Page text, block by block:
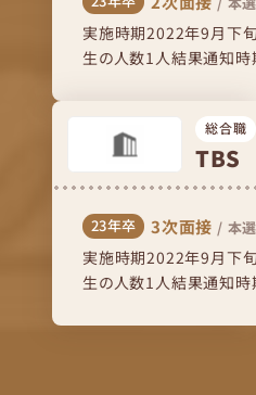
実施時期2022年9月下
生の人数1人結果通知時
総合職
TBS
23年卒 3次面接 / 本
実施時期2022年9月下
生の人数1人結果通知時